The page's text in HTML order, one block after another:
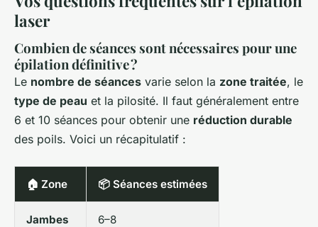
laser
Combien de séances sont nécessaires pour une
épilation définitive ?
Le nombre de séances varie selon la zone traitée, le
type de peau et la pilosité. Il faut généralement entre
6 et 10 séances pour obtenir une réduction durable
des poils. Voici un récapitulatif :
🏠 Zone 📦 Séances estimées
Jambes 6–8